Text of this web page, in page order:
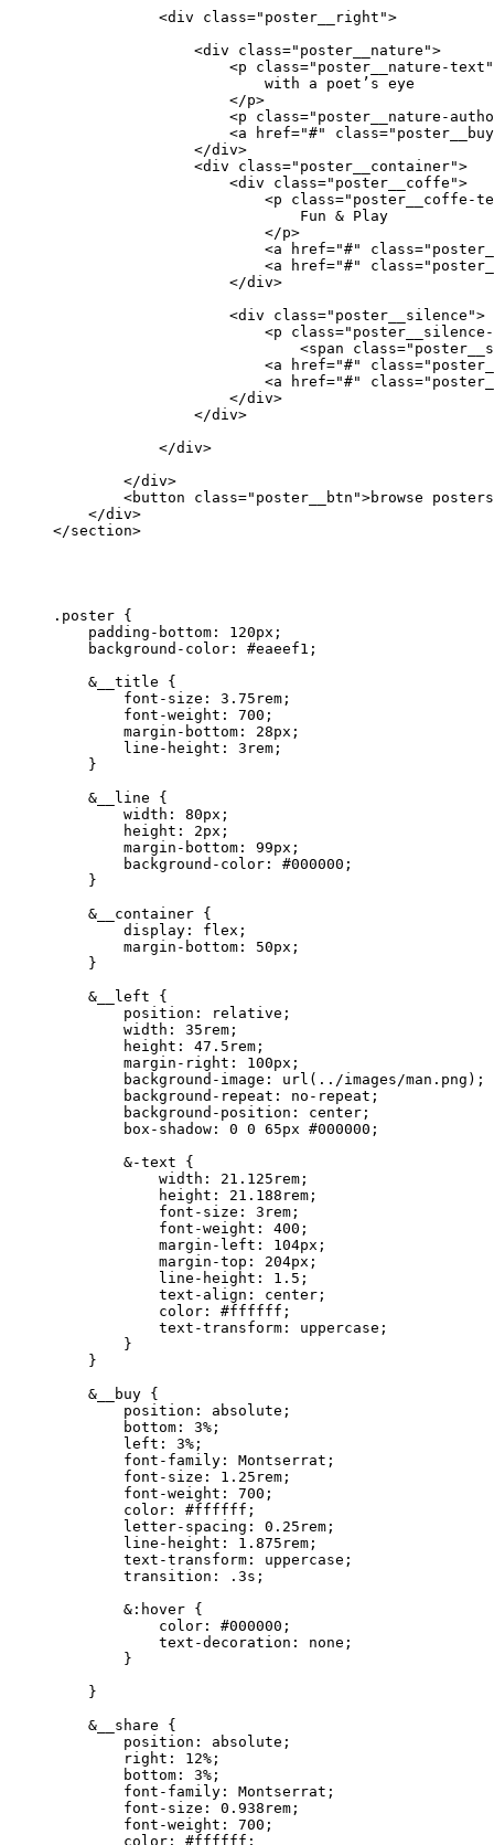
            <div class="poster__right">
                <div class="poster__nature">
<p class="poster__nature-
                        with a poet’s eye
                    </p>
<p class="poster__nature-
<a href="#"
                </div>
                <div class="poster__container">
                    <div class="poster__coffe">
<p class="poster__coffe-
                            Fun & Play
                        </p>
<a href="#"
<a href="#"
                    </div>
                    <div class="poster__silence">
<p
<span
<a href="#"
<a href="#"
                    </div>
                </div>
            </div>
        </div>
<button class="poster__btn">browse
    </div>
</section>
.poster {
    padding-bottom: 120px;
    background-color: #eaeef1;
    &__title {
        font-size: 3.75rem;
        font-weight: 700;
        margin-bottom: 28px;
        line-height: 3rem;
    }
    &__line {
        width: 80px;
        height: 2px;
        margin-bottom: 99px;
        background-color: #000000;
    }
    &__container {
        display: flex;
        margin-bottom: 50px;
    }
    &__left {
        position: relative;
        width: 35rem;
        height: 47.5rem;
        margin-right: 100px;
        background-image: url(../images/man.png);
        background-repeat: no-repeat;
        background-position: center;
        box-shadow: 0 0 65px #000000;
        &-text {
            width: 21.125rem;
            height: 21.188rem;
            font-size: 3rem;
            font-weight: 400;
            margin-left: 104px;
            margin-top: 204px;
            line-height: 1.5;
            text-align: center;
            color: #ffffff;
            text-transform: uppercase;
        }
    }
    &__buy {
        position: absolute;
        bottom: 3%;
        left: 3%;
        font-family: Montserrat;
        font-size: 1.25rem;
        font-weight: 700;
        color: #ffffff;
        letter-spacing: 0.25rem;
        line-height: 1.875rem;
        text-transform: uppercase;
        transition: .3s;
        &:hover {
            color: #000000;
            text-decoration: none;
        }
    }
    &__share {
        position: absolute;
        right: 12%;
        bottom: 3%;
        font-family: Montserrat;
        font-size: 0.938rem;
        font-weight: 700;
        color: #ffffff;